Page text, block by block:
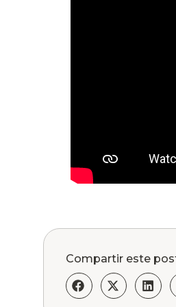
Compartir este